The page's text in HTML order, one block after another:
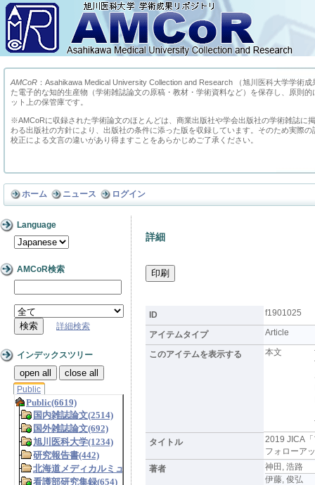
AMCoR ：Asahikawa Medical University Collection and Research （旭川医科大学学術
た電子的な知的生産物（学術雑誌論文の原稿・教材・学術資料など）を保存し、原則
ット上の保管庫です。
※AMCoRに収録された学術論文のほとんどは、商業出版社や学会出版社の学術雑誌に
わる出版社の方針により、出版社の条件に添った版を収録しています。そのため実際
校正による文言の違いがあり得ますことをあらかじめご了承ください。
ホーム ニュース ログイン
Language
AMCoR検索
詳細検索
インデックスツリー
open all close all
Public
詳細
ID f1901025
アイテムタイプ Article
このアイテムを表示する 本文
タイトル
2019 JICA
フォローア
著者
神田, 浩路
伊藤, 俊弘